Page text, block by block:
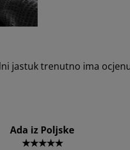
jastuk trenutno ima
Ada iz Poljske
★★★★★